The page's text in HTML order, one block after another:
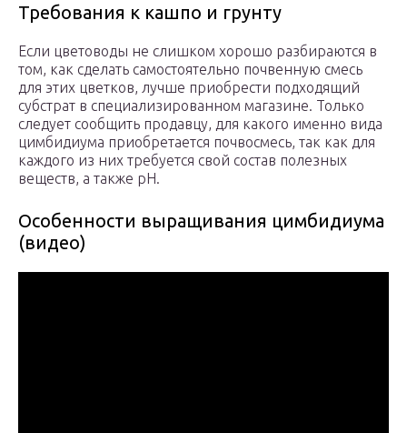
Требования к кашпо и грунту
Если цветоводы не слишком хорошо разбираются в
том, как сделать самостоятельно почвенную смесь
для этих цветков, лучше приобрести подходящий
субстрат в специализированном магазине. Только
следует сообщить продавцу, для какого именно вида
цимбидиума приобретается почвосмесь, так как для
каждого из них требуется свой состав полезных
веществ, а также рН.
Особенности выращивания цимбидиума
(видео)